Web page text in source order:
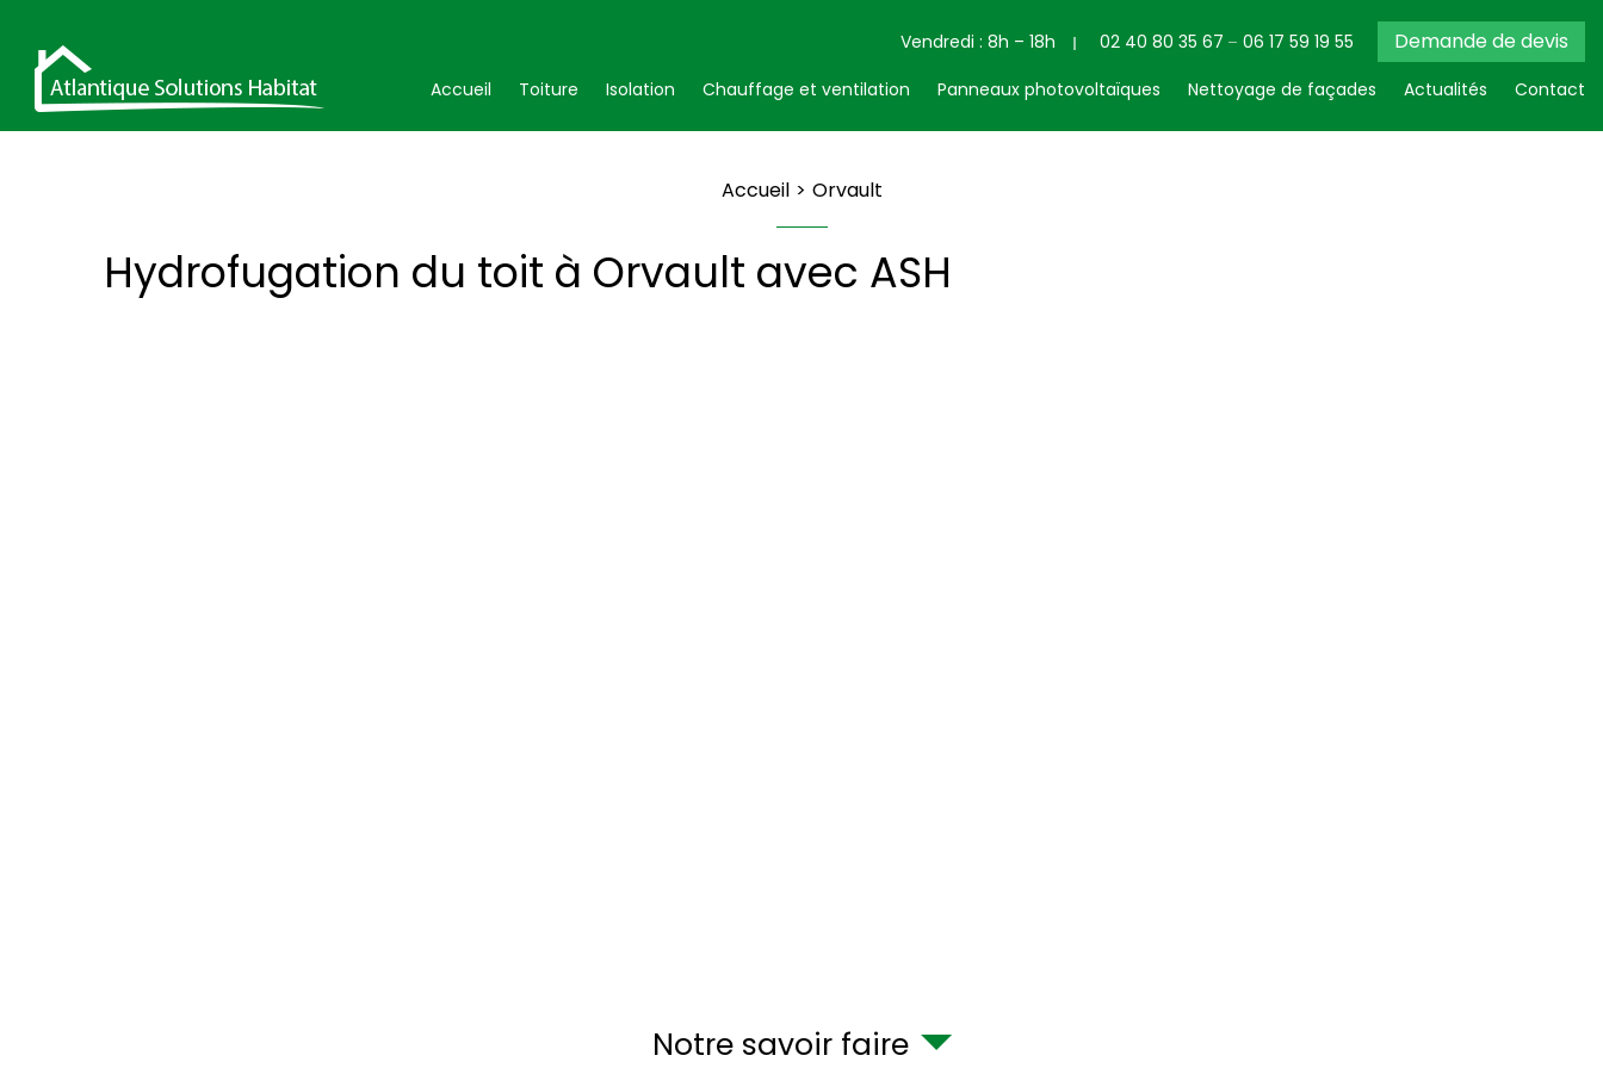
Vendredi : 8h – 18h 02 40 80 35 67 06 17 59 19 55 Demande de devis
Accueil Toiture Isolation Chauffage et ventilation Panneaux photovoltaïques Nettoyage de façades Actualités Contact
Accueil Orvault
Hydrofugation du toit à Orvault avec ASH
Notre savoir faire